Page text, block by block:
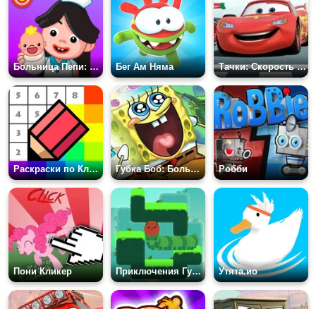
Больница Пепи: Обучение и Забота Бег Ам Няма Тачки: Скорость Молнии
Раскраски по Клеточкам Губка Боб: Большие Приключения Робби
Пони Кликер Приключения Гусеницы Утята.ио